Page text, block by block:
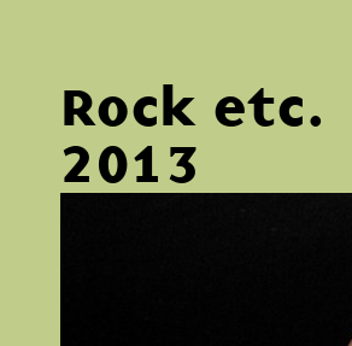
Rock etc.
2013